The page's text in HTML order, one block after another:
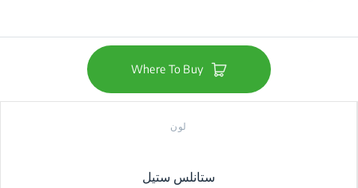
Where To Buy
لون
ستانلس ستيل